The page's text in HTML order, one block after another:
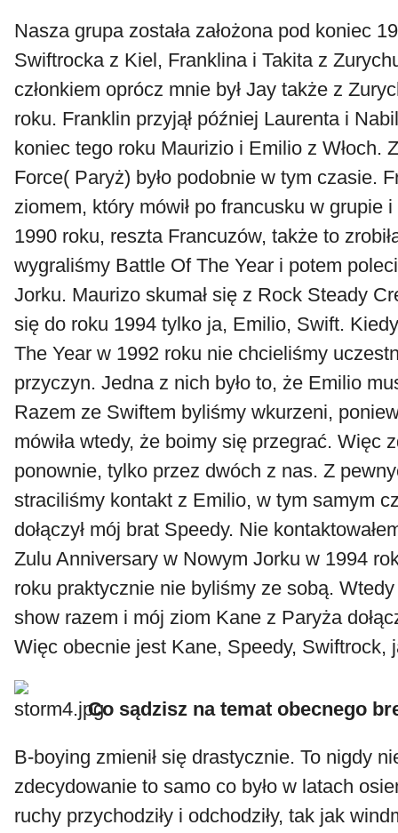
Nasza grupa została założona pod koniec
Swiftrocka z Kiel, Franklina i Takita z
członkiem oprócz mnie był Jay także z
roku. Franklin przyjął później Laurenta i
koniec tego roku Maurizio i Emilio z Włoch.
Force( Paryż) było podobnie w tym czasie.
ziomem, który mówił po francusku w grupie i
1990 roku, reszta Francuzów, także to
wygraliśmy Battle Of The Year i potem
Jorku. Maurizo skumał się z Rock Steady
się do roku 1994 tylko ja, Emilio, Swift.
The Year w 1992 roku nie chcieliśmy
przyczyn. Jedna z nich było to, że Emilio
Razem ze Swiftem byliśmy wkurzeni,
mówiła wtedy, że boimy się przegrać. Więc
ponownie, tylko przez dwóch z nas. Z
straciliśmy kontakt z Emilio, w tym samym
dołączył mój brat Speedy. Nie
Zulu Anniversary w Nowym Jorku w 1994
roku praktycznie nie byliśmy ze sobą. Wtedy
show razem i mój ziom Kane z Paryża
Więc obecnie jest Kane, Speedy, Swiftrock,
Co sądzisz na temat obecnego
B-boying zmienił się drastycznie. To nigdy
zdecydowanie to samo co było w latach
ruchy przychodziły i odchodziły, tak jak